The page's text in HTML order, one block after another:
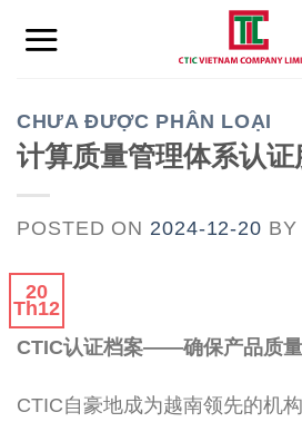
CHƯA ĐƯỢC PHÂN LOẠI
计算质量管理体系认证
POSTED ON 2024-12-20 BY
20
Th12
CTIC认证档案——确保产品质
CTIC自豪地成为越南领先的机